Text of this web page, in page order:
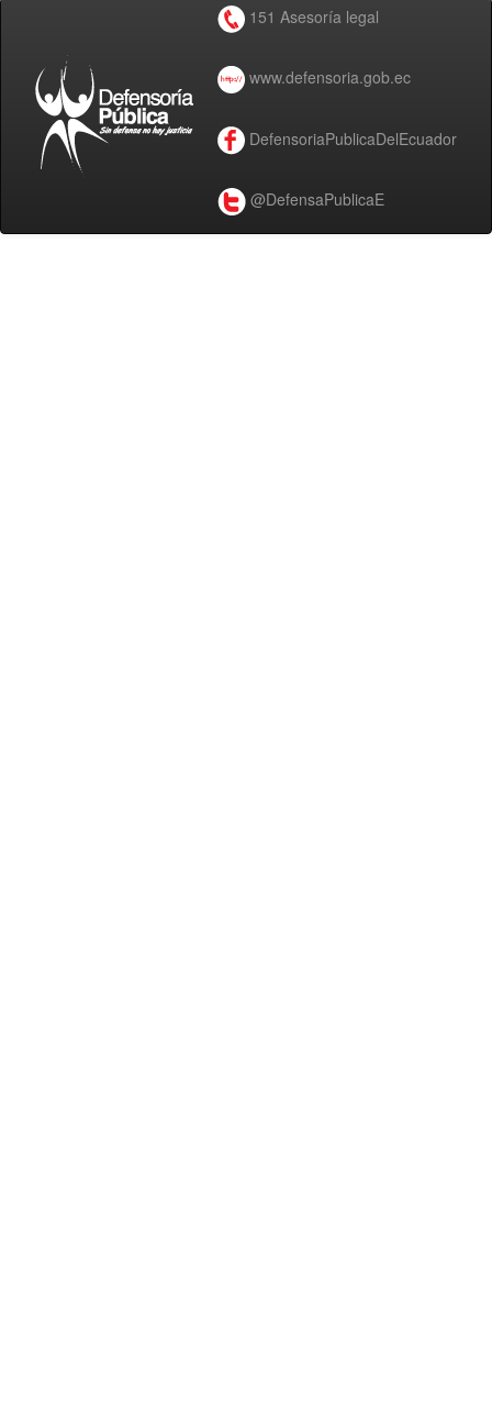
151 Asesoría legal
www.defensoria.gob.ec
DefensoriaPublicaDelEcuador
@DefensaPublicaE